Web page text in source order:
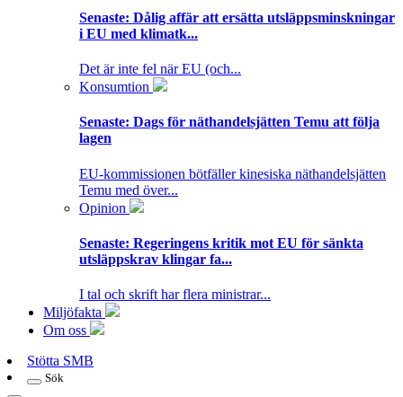
Senaste: Dålig affär att ersätta utsläppsminskningar
i EU med klimatk...
Det är inte fel när EU (och...
Konsumtion
Senaste: Dags för näthandelsjätten Temu att följa
lagen
EU-kommissionen bötfäller kinesiska näthandelsjätten
Temu med över...
Opinion
Senaste: Regeringens kritik mot EU för sänkta
utsläppskrav klingar fa...
I tal och skrift har flera ministrar...
Miljöfakta
Om oss
Stötta SMB
Sök